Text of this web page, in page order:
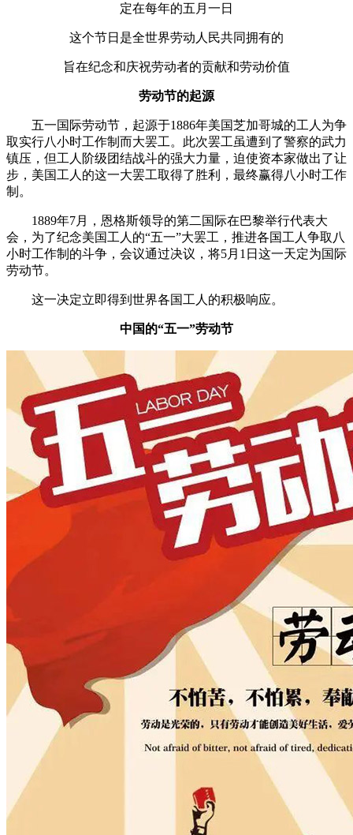
定在每年的五月一日
这个节日是全世界劳动人民共同拥有的
旨在纪念和庆祝劳动者的贡献和劳动价值
劳动节的起源
五一国际劳动节，起源于1886年美国芝加哥城的工人为争
取实行八小时工作制而大罢工。此次罢工虽遭到了警察的武力
镇压，但工人阶级团结战斗的强大力量，迫使资本家做出了让
步，美国工人的这一大罢工取得了胜利，最终赢得八小时工作
制。
1889年7月，恩格斯领导的第二国际在巴黎举行代表大
会，为了纪念美国工人的“五一”大罢工，推进各国工人争取八
小时工作制的斗争，会议通过决议，将5月1日这一天定为国际
劳动节。
这一决定立即得到世界各国工人的积极响应。
中国的“五一”劳动节